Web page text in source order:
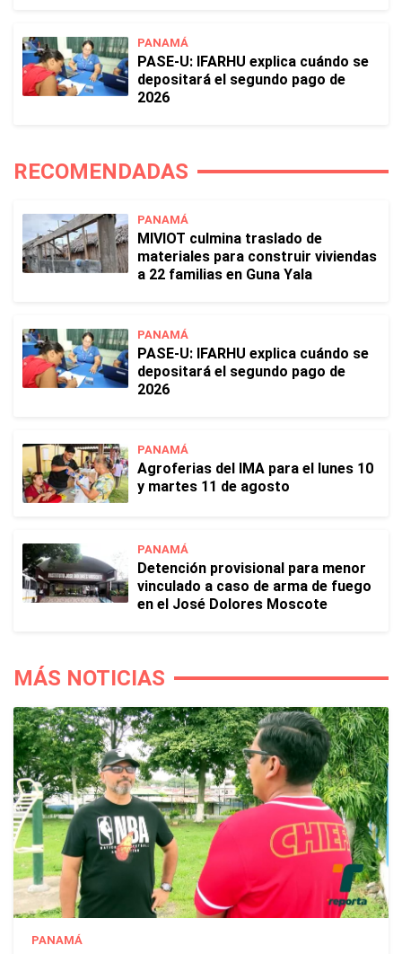
PANAMÁ
PASE-U: IFARHU explica cuándo se
depositará el segundo pago de
2026
RECOMENDADAS
PANAMÁ
MIVIOT culmina traslado de
materiales para construir viviendas
a 22 familias en Guna Yala
PANAMÁ
PASE-U: IFARHU explica cuándo se
depositará el segundo pago de
2026
PANAMÁ
Agroferias del IMA para el lunes 10
y martes 11 de agosto
PANAMÁ
Detención provisional para menor
vinculado a caso de arma de fuego
en el José Dolores Moscote
MÁS NOTICIAS
PANAMÁ